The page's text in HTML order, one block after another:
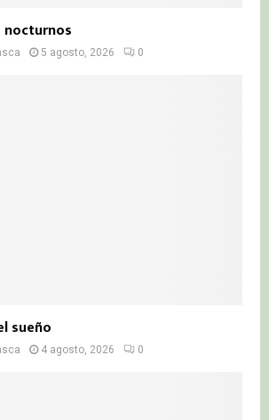
nocturnos
5 agosto, 2026 0
sueño
4 agosto, 2026 0